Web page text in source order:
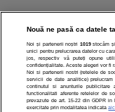
Termeni si
Politica de
Nouă ne pasă ca datele
Noi și partenerii noștri 1019stocăm
unici pentru prelucrarea datelor cu
jos, respectiv vă puteți opune
confidențialitate. Aceste alegeri vor fi
Noi si partenerii nostri (retelele de
servicii de date analitice)
continutul si anunturile
functionalitati aferente retelelor de
prevazute de art. 15-22 din GDPR
exercitate prin modalitatea indicataaici